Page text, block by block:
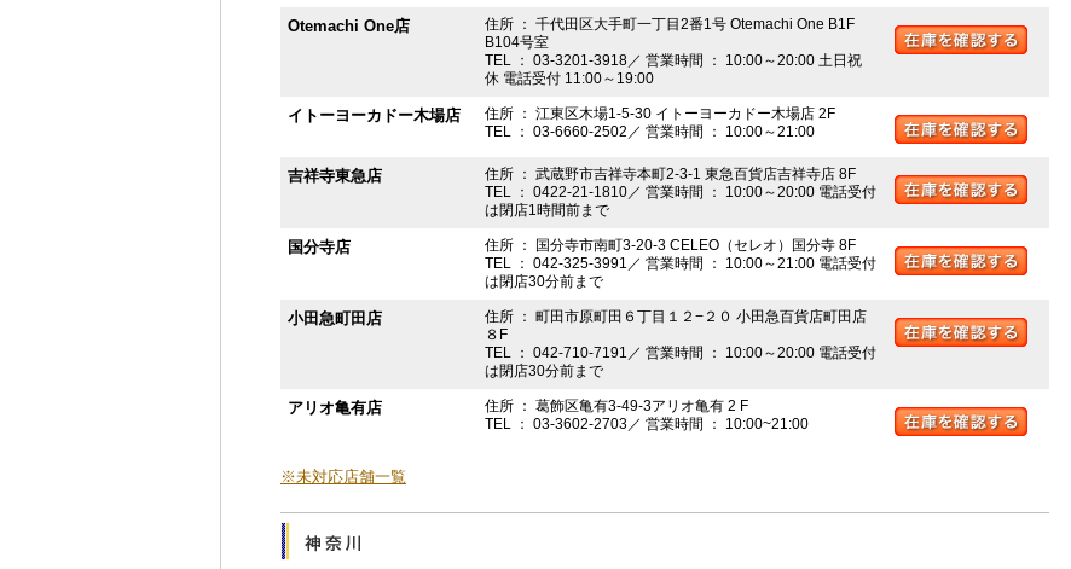
Otemachi One店
住所 ： 千代田区大手町一丁目2番1号 Otemachi One B1F
B104号室
TEL ： 03-3201-3918／ 営業時間 ： 10:00～20:00 土日祝
休 電話受付 11:00～19:00
イトーヨーカドー木場店
住所 ： 江東区木場1-5-30 イトーヨーカドー木場店 2F
TEL ： 03-6660-2502／ 営業時間 ： 10:00～21:00
吉祥寺東急店
住所 ： 武蔵野市吉祥寺本町2-3-1 東急百貨店吉祥寺店 8F
TEL ： 0422-21-1810／ 営業時間 ： 10:00～20:00 電話受付
は閉店1時間前まで
国分寺店
住所 ： 国分寺市南町3-20-3 CELEO（セレオ）国分寺 8F
TEL ： 042-325-3991／ 営業時間 ： 10:00～21:00 電話受付
は閉店30分前まで
小田急町田店
住所 ： 町田市原町田６丁目１２−２０ 小田急百貨店町田店
８F
TEL ： 042-710-7191／ 営業時間 ： 10:00～20:00 電話受付
は閉店30分前まで
アリオ亀有店
住所 ： 葛飾区亀有3-49-3アリオ亀有 2 F
TEL ： 03-3602-2703／ 営業時間 ： 10:00~21:00
※未対応店舗一覧